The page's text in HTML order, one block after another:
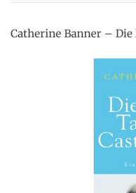
Catherine Banner – Die